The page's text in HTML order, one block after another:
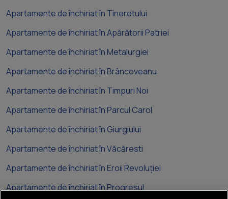
Apartamente de închiriat în Tineretului
Apartamente de închiriat în Apărătorii Patriei
Apartamente de închiriat în Metalurgiei
Apartamente de închiriat în Brâncoveanu
Apartamente de închiriat în Timpuri Noi
Apartamente de închiriat în Parcul Carol
Apartamente de închiriat în Giurgiului
Apartamente de închiriat în Văcăresti
Apartamente de închiriat în Eroii Revoluției
Apartamente de închiriat în Progresul